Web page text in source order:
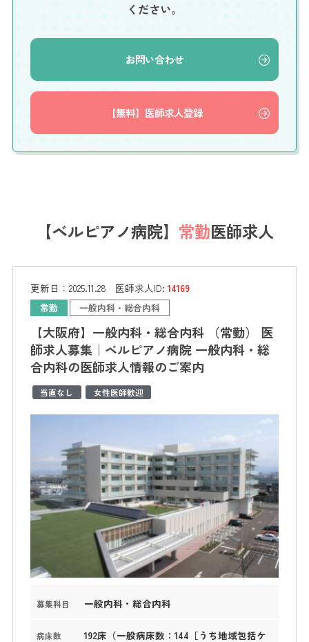
ください。
お問い合わせ
【無料】医師求人登録
【ベルピアノ病院】 常勤医師求人
更新日： 2025.11.28 医師求人ID:14169
常勤 一般内科・総合内科
【大阪府】一般内科・総合内科 （常勤） 医
師求人募集｜ベルピアノ病院 一般内科・総
合内科の医師求人情報のご案内
当直なし 女性医師歓迎
募集科目 一般内科・総合内科
病床数
192床（一般病床数：144［うち地域包括ケ